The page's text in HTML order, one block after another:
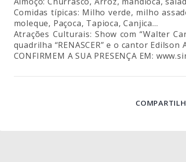
Comidas típicas: Milho verde, milho
moleque, Paçoca, Tapioca, Canjica…
Atrações Culturais: Show com “Walter
quadrilha “RENASCER” e o cantor Edilson
CONFIRMEM A SUA PRESENÇA EM: